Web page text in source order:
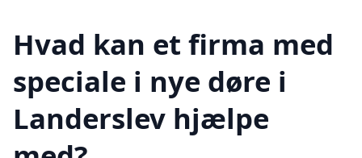
Hvad kan et firma med
speciale i nye døre i
Landerslev hjælpe